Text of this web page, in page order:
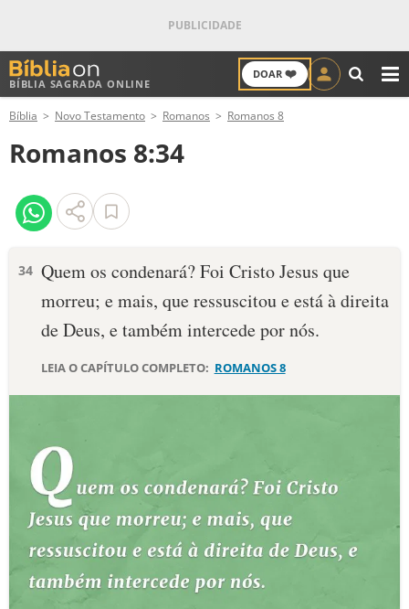
BÍBLIA SAGRADA ONLINE
DOAR ❤️
ANTIGO TESTAMENTO
NOVO TESTAMENTO
VERSÍCULOS
PALAVRA DO DIA
DEVOCIONAL DIÁRIO
10 MANDAMENTOS
ESTUDOS BÍBLICOS
ESBOÇOS DE PREGAÇÃO
TEMAS
Bíblia Novo Testamento Romanos Romanos 8
Romanos 8:34
34 Quem os condenará? Foi Cristo Jesus que
morreu; e mais, que ressuscitou e está à direita
de Deus, e também intercede por nós.
LEIA O CAPÍTULO COMPLETO: ROMANOS 8